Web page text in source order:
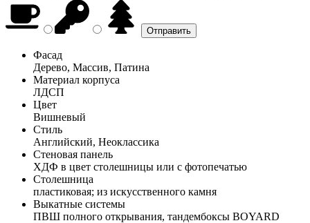
Фасад
Дерево, Массив, Патина
Материал корпуса
ЛДСП
Цвет
Вишневый
Стиль
Английский, Неоклассика
Стеновая панель
ХДФ в цвет столешницы или с фотопечатью
Столешница
пластиковая; из искусственного камня
Выкатные системы
ПВШ полного открывания, тандембоксы BOYARD